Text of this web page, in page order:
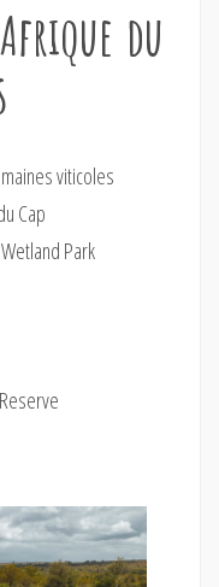
du
viticoles
Cap
Park